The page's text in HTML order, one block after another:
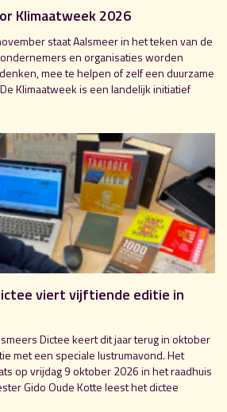
Klimaatweek 2026
staat Aalsmeer in het teken van de
en organisaties worden
mee te helpen of zelf een duurzame
Klimaatweek is een landelijk initiatief
viert vijftiende editie in
Dictee keert dit jaar terug in oktober
met een speciale lustrumavond. Het
op vrijdag 9 oktober 2026 in het raadhuis
Gido Oude Kotte leest het dictee